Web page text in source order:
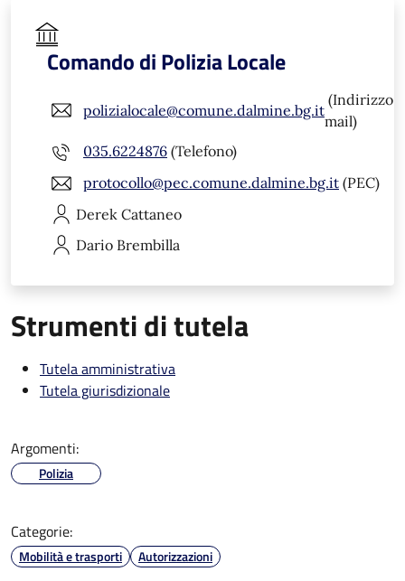
Comando di Polizia Locale
polizialocale@comune.dalmine.bg.it
(Indirizzo
mail)
035.6224876 (Telefono)
protocollo@pec.comune.dalmine.bg.it (PEC)
Derek Cattaneo
Dario Brembilla
Strumenti di tutela
Tutela amministrativa
Tutela giurisdizionale
Argomenti:
Polizia
Categorie:
Mobilità e trasporti Autorizzazioni